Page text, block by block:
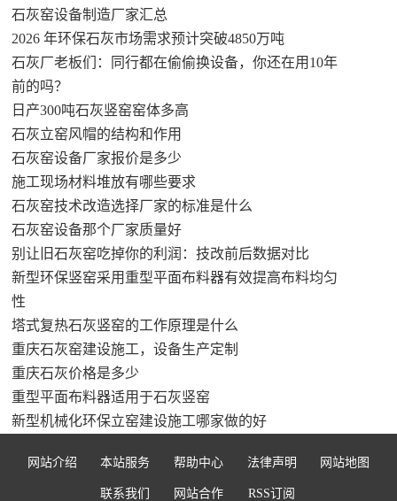
石灰窑设备制造厂家汇总
2026 年环保石灰市场需求预计突破4850万吨
石灰厂老板们：同行都在偷偷换设备，你还在用10年
前的吗？
日产300吨石灰竖窑窑体多高
石灰立窑风帽的结构和作用
石灰窑设备厂家报价是多少
施工现场材料堆放有哪些要求
石灰窑技术改造选择厂家的标准是什么
石灰窑设备那个厂家质量好
别让旧石灰窑吃掉你的利润：技改前后数据对比
新型环保竖窑采用重型平面布料器有效提高布料均匀
性
塔式复热石灰竖窑的工作原理是什么
重庆石灰窑建设施工，设备生产定制
重庆石灰价格是多少
重型平面布料器适用于石灰竖窑
新型机械化环保立窑建设施工哪家做的好
网站介绍 本站服务 帮助中心 法律声明 网站地图
联系我们 网站合作 RSS订阅